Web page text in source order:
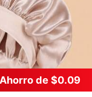
Ahorro de $0.09